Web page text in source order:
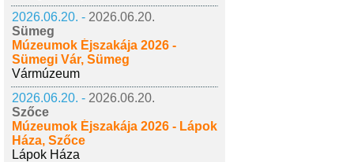
2026.06.20. - 2026.06.20.
Sümeg
Múzeumok Éjszakája 2026 -
Sümegi Vár, Sümeg
Vármúzeum
2026.06.20. - 2026.06.20.
Szőce
Múzeumok Éjszakája 2026 - Lápok
Háza, Szőce
Lápok Háza